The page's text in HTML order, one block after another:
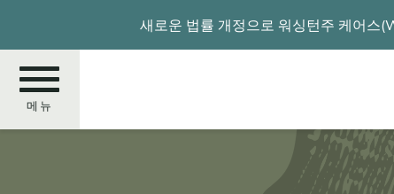
콘
새로운 법률 개정으로 워싱턴주 케어스
메뉴
찾